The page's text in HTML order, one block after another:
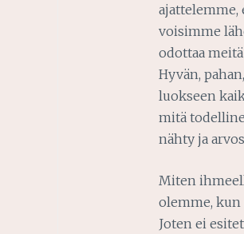
ajattelemme,
voisimme
odottaa
Hyvän,
luokseen
mitä
nähty ja
Miten
olemme, kun
Joten ei